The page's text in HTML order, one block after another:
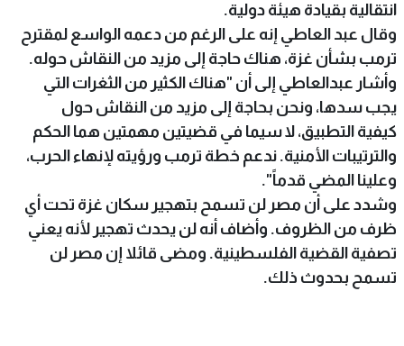
انتقالية بقيادة هيئة دولية.
وقال عبد العاطي إنه على الرغم من دعمه الواسع لمقترح
ترمب بشأن غزة، هناك حاجة إلى مزيد من النقاش حوله.
وأشار عبدالعاطي إلى أن "هناك الكثير من الثغرات التي
يجب سدها، ونحن بحاجة إلى مزيد من النقاش حول
كيفية التطبيق، لا سيما في قضيتين مهمتين هما الحكم
والترتيبات الأمنية. ندعم خطة ترمب ورؤيته لإنهاء الحرب،
وعلينا المضي قدماً".
وشدد على أن مصر لن تسمح بتهجير سكان غزة تحت أي
ظرف من الظروف. وأضاف أنه لن يحدث تهجير لأنه يعني
تصفية القضية الفلسطينية. ومضى قائلا إن مصر لن
تسمح بحدوث ذلك.